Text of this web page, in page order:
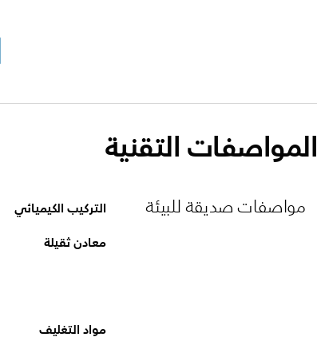
المواصفات التقنية
مواصفات صديقة للبيئة التركيب الكيميائي
معادن ثقيلة
مواد التغليف